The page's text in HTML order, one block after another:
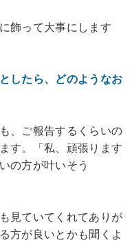
飾って大事にします
したら、どのようなお
、ご報告するくらいの
す。「私、頑張ります
の方が叶いそう
見ていてくれてありが
方が良いとかも聞くよ